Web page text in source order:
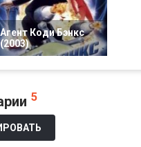
Агент Коди Бэнкс
(2003)
5